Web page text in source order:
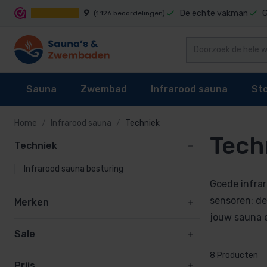
9 (1.126 beoordelingen) De echte vakman
Sauna
Sauna's
Sauna besturing
Zwembad
Zwembad reiniging
Zwembad bekleding
Infrarood sauna
Infrarood sauna cabines
Infrarood sauna lampen kopen?
Techniek
Stoomgenerator
Stoomcabine onderdelen
Stoomgeuren
Home Infrarood sauna Techniek
Techniek
Infrarood sauna besturing
Merken
Sale
Goede
sensoren:
jouw sauna
8 Producten